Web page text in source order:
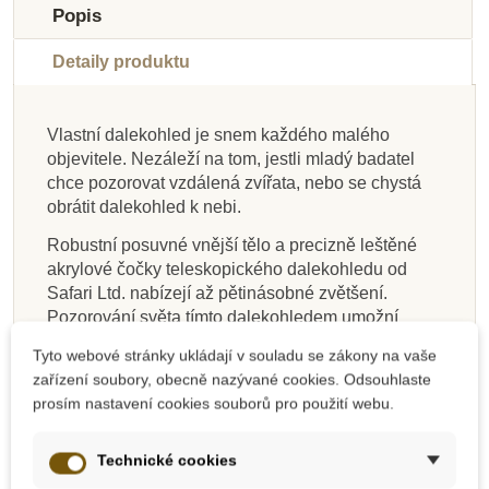
Skladem
Small Foot Dětská
lupa
86 Kč 95 Kč
Přidat do košíku
Skladem
Multifunkční
pomocník do přírody
- průsvitný
238 Kč264 Kč
Přidat do košíku
Do školy
Na dotaz
Small Foot Schránka
na pozorování hmyzu
295 Kč328 Kč
Zobrazit detail
Na dotaz
Dalekohled - zelený
275 Kč305 Kč
Zobrazit detail
Do školy
Na dotaz
Safari Ltd. Dóza na
brouky
117 Kč130 Kč
Zobrazit detail
Na dotaz
54 Kč60 Kč
Zobrazit detail
Do školy
Skladem
Safari Ltd. Lupa s
pinzetou
203 Kč225 Kč
Přidat do košíku
Skladem
Multifunkční
pomocník do přírody
- žlutý
224 Kč249 Kč
Přidat do košíku
Popis
Detaily produktu
Vlastní dalekohled je snem každého malého
objevitele. Nezáleží na tom, jestli mladý badatel
chce pozorovat vzdálená zvířata, nebo se chystá
obrátit dalekohled k nebi.
Robustní posuvné vnější tělo a precizně leštěné
akrylové čočky teleskopického dalekohledu od
Safari Ltd. nabízejí až pětinásobné zvětšení.
Pozorování světa tímto dalekohledem umožní
Dalekohled navíc poslouží i při volné hře na
myslivce, hvězdáře či piráta.
vysvětlení optických zákonů a motivuje dítě dítě k
objevování světa kolem sebe.
Tyto webové stránky ukládají v souladu se zákony na vaše
zařízení soubory, obecně nazývané cookies. Odsouhlaste
prosím nastavení cookies souborů pro použití webu.
Technické cookies